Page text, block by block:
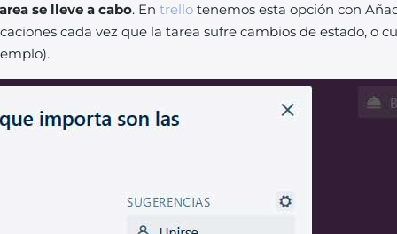
se lleve a cabo. En trello tenemos esta opción con
cada vez que la tarea sufre cambios de estado, o